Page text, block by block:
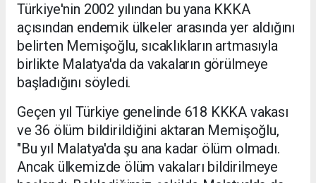
Türkiye'nin 2002 yılından bu yana KKKA
açısından endemik ülkeler arasında yer aldığını
belirten Memişoğlu, sıcaklıkların artmasıyla
birlikte Malatya'da da vakaların görülmeye
başladığını söyledi.
Geçen yıl Türkiye genelinde 618 KKKA vakası
ve 36 ölüm bildirildiğini aktaran Memişoğlu,
"Bu yıl Malatya'da şu ana kadar ölüm olmadı.
Ancak ülkemizde ölüm vakaları bildirilmeye